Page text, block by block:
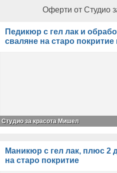
Оферти от Студио
Педикюр с гел лак и
сваляне на старо покритие
Студио за красота Мишел
Маникюр с гел лак, плюс 2
на старо покритие